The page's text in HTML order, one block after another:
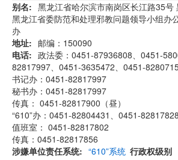
别名
黑龙江省委防范和处理邪教问题领导小组办
办
地址
黑龙江省哈尔滨市南岗区长江路35号
邮编：150090
电话
政法委：0451-87936808、0451-
82817997、0451-3635472、0451-
书记办：0451-82817997
秘书办：0451-82817997
传真： 0451-82817900（昼）
“610”办：0451-82804431、0451-82817828
值班室： 0451-82817802
传真：0451-82817856
涉嫌单位责任系统
“610”系统 行政权级别